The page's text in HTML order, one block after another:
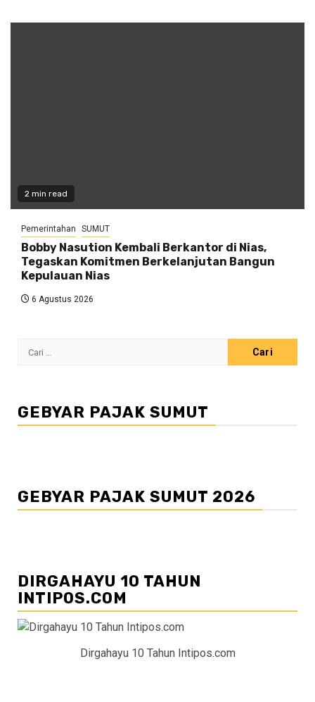
2 min read
Pemerintahan SUMUT
Bobby Nasution Kembali Berkantor di Nias,
Tegaskan Komitmen Berkelanjutan Bangun
Kepulauan Nias
6 Agustus 2026
Cari
GEBYAR PAJAK SUMUT
GEBYAR PAJAK SUMUT 2026
DIRGAHAYU 10 TAHUN
INTIPOS.COM
Dirgahayu 10 Tahun Intipos.com